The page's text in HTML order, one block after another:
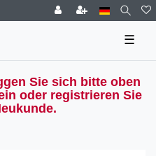
☰
Sie sich bitte oben
oder registrieren Sie